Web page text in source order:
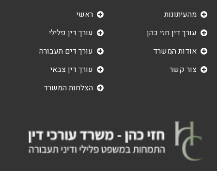
ראשי
עורך דין פלילי
עורך דים תעבורה
עורך דין צבאי
הצלחות המשרד
מהעיתונות
עורך דין חזי כהן
אודות המשרד
צור קשר